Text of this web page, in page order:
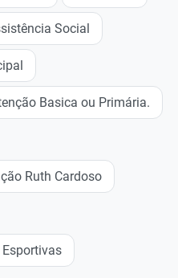
Social
Basica ou Primária.
Ruth Cardoso